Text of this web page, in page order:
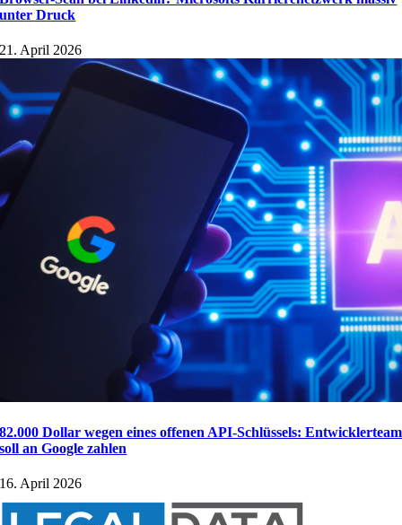
unter Druck
21. April 2026
82.000 Dollar wegen eines offenen API-Schlüssels: Entwicklerteam
soll an Google zahlen
16. April 2026